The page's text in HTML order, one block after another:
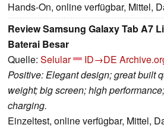
Hands-On, online verfügbar, Mittel,
Review Samsung Galaxy Tab A7
Baterai Besar
Quelle: Selular ID→DE
Positive: Elegant design; great built
weight; big screen; high
charging.
Einzeltest, online verfügbar, Mittel,